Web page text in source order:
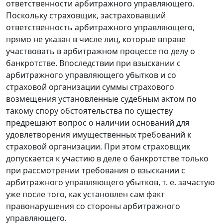
ответственности арбитражного управляющего.
Поскольку страховщик, застраховавший
ответственность арбитражного управляющего,
прямо не указан в числе лиц, которые вправе
участвовать в арбитражном процессе по делу о
банкротстве. Впоследствии при взыскании с
арбитражного управляющего убытков и со
страховой организации суммы страхового
возмещения установленные судебным актом по
такому спору обстоятельства по существу
предрешают вопрос о наличии оснований для
удовлетворения имущественных требований к
страховой организации. При этом страховщик
допускается к участию в деле о банкротстве только
при рассмотрении требования о взыскании с
арбитражного управляющего убытков, т. е. зачастую
уже после того, как установлен сам факт
правонарушения со стороны арбитражного
управляющего.